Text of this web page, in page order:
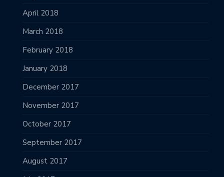
April 2018
March 2018
February 2018
January 2018
December 2017
November 2017
October 2017
September 2017
August 2017